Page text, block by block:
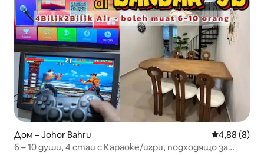
Дом – Johor Bahru Средна
4,88 (8)
6 – 10 души, 4 стаи с Караоке/игри, подходящо за